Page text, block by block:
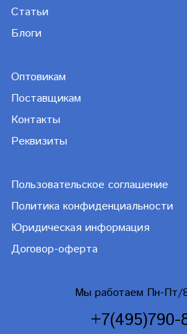
Статьи
Блоги
Оптовикам
Поставщикам
Контакты
Реквизиты
Пользовательское соглашение
Политика конфиденциальности
Юридическая информация
Договор-оферта
Мы работаем Пн-Пт/
+7(495)790-